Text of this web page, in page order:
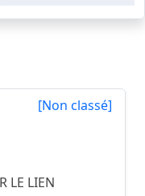
[Non classé]
LE LIEN